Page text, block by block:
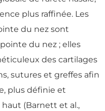
plus raffinée. Les
du nez sont
du nez ; elles
des cartilages
sutures et greffes afin
plus définie et
(Barnett et al.,